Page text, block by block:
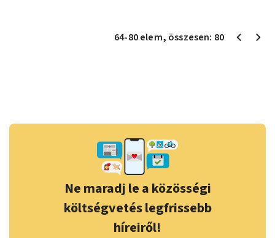
64-80elem, összesen: 80
Ne maradj le a közösségi
költségvetés legfrissebb
híreiről!